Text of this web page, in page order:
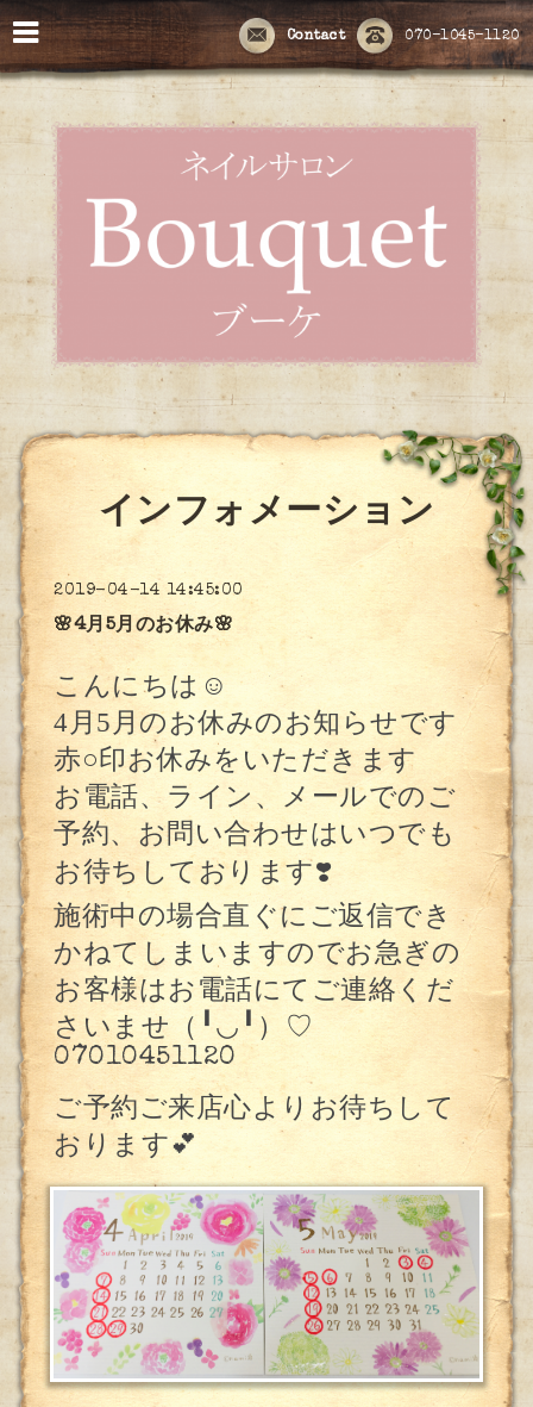
070-1045-1120
Contact
インフォメーション
2019-04-14 14:45:00
🌸4月5月のお休み🌸
こんにちは☺️
4 月5 月のお休みのお知らせです
赤○印お休みをいただきます
お電話、ライン、メールでのご
予約、お問い合わせはいつでも
お待ちしております❣️
施術中の場合直ぐにご返信でき
かねてしまいますのでお急ぎの
お客様はお電話にてご連絡くだ
さいませ（╹◡╹）♡
07010451120
ご予約ご来店心よりお待ちして
おります💕